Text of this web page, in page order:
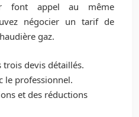
font appel au même
négocier un tarif de
gaz.
devis détaillés.
le professionnel.
et des réductions